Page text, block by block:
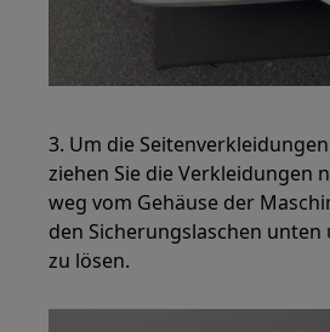
3. Um die
ziehen Sie die Verkleidungen
weg vom Gehäuse der
den Sicherungslaschen unten
zu lösen.